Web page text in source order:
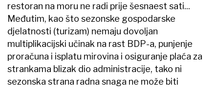
restoran na moru ne radi prije šesnaest sati...
Međutim, kao što sezonske gospodarske
djelatnosti (turizam) nemaju dovoljan
multiplikacijski učinak na rast BDP-a, punjenje
proračuna i isplatu mirovina i osiguranje plaća za
strankama blizak dio administracije, tako ni
sezonska strana radna snaga ne može biti